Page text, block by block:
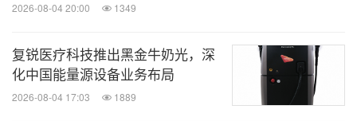
2026-08-04 20:00 1349
复锐医疗科技推出黑金牛奶光，深
化中国能量源设备业务布局
2026-08-04 17:03 1889